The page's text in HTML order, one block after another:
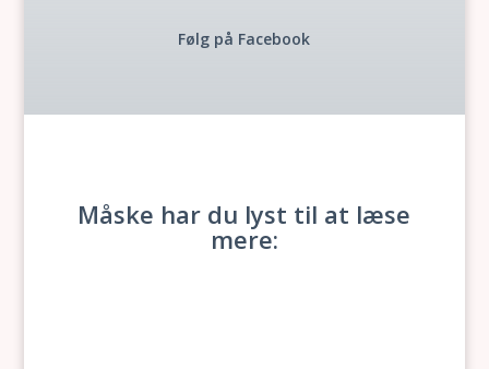
Følg på Facebook
Måske har du lyst til at læse
mere: